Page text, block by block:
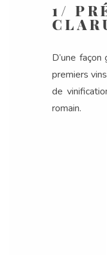
1/
D’une
premiers
de
romain.